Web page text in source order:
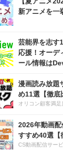
新アニメを一
芸能界を志す
応援！オーデ
ール情報は
漫画読み放題
め11選【徹底
オリコン顧客満
2026年動画
すすめ40選【
CS動画配信サー